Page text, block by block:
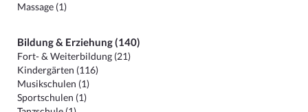
Massage (1)
Bildung & Erziehung (140)
Fort- & Weiterbildung (21)
Kindergärten (116)
Musikschulen (1)
Sportschulen (1)